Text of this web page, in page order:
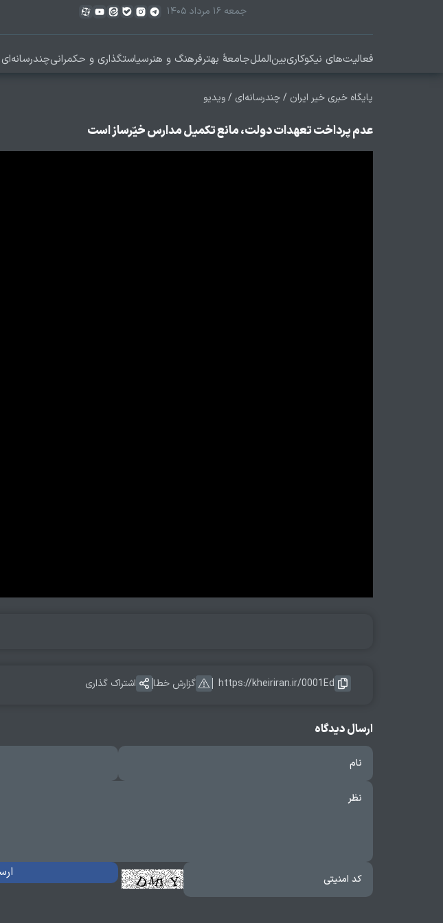
جمعه ۱۶ مرداد ۱۴۰۵
فعالیت‌های نیکوکاریبین‌المللجامعۀ بهترفرهنگ و هنرسیاستگذاری و حکمرانیچندرسانه‌ای
پایگاه خبری خیر ایران /چندرسانه‌ای /ویدیو
عدم پرداخت تعهدات دولت، مانع تکمیل مدارس خیّرساز است
https://kheiriran.ir/0001Ed گزارش خطا اشتراک گذاری
ارسال دیدگاه